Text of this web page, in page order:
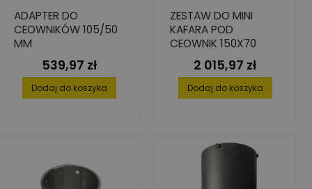
ADAPTER DO
CEOWNIKÓW 105/50
MM
Cena
539,97 zł
Dodaj do koszyka
ZESTAW DO MINI
KAFARA POD
CEOWNIK 150X70
Cena
2 015,97 zł
Dodaj do koszyka